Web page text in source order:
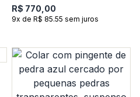
R$ 770,00
9x de R$ 85.55 sem juros